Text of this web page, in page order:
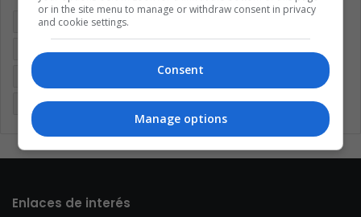
Brasil Cine Cine y televisión
Entretenimiento Latinoamérica
Mundo México Música Negocios Politica
Enlaces de interés
or in the site menu to manage or withdraw consent in privacy
and cookie settings.
Consent
Manage options